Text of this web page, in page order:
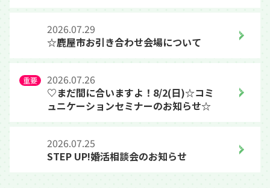
2026.07.29
☆鹿屋市お引き合わせ会場について
2026.07.26
♡まだ間に合いますよ！8/2(日)☆コミ
ュニケーションセミナーのお知らせ☆
2026.07.25
STEP UP!婚活相談会のお知らせ